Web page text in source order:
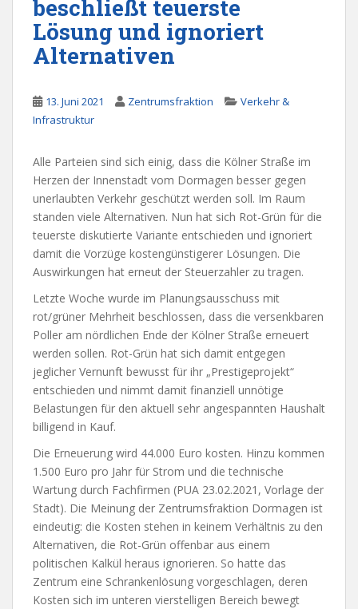
beschließt teuerste
Lösung und ignoriert
Alternativen
13. Juni 2021 Zentrumsfraktion
Verkehr &
Infrastruktur
Alle Parteien sind sich einig, dass die Kölner Straße im
Herzen der Innenstadt vom Dormagen besser gegen
unerlaubten Verkehr geschützt werden soll. Im Raum
standen viele Alternativen. Nun hat sich Rot-Grün für die
teuerste diskutierte Variante entschieden und ignoriert
damit die Vorzüge kostengünstigerer Lösungen. Die
Auswirkungen hat erneut der Steuerzahler zu tragen.
Letzte Woche wurde im Planungsausschuss mit
rot/grüner Mehrheit beschlossen, dass die versenkbaren
Poller am nördlichen Ende der Kölner Straße erneuert
werden sollen. Rot-Grün hat sich damit entgegen
jeglicher Vernunft bewusst für ihr „Prestigeprojekt“
entschieden und nimmt damit finanziell unnötige
Belastungen für den aktuell sehr angespannten Haushalt
billigend in Kauf.
Die Erneuerung wird 44.000 Euro kosten. Hinzu kommen
1.500 Euro pro Jahr für Strom und die technische
Wartung durch Fachfirmen (PUA 23.02.2021, Vorlage der
Stadt). Die Meinung der Zentrumsfraktion Dormagen ist
eindeutig: die Kosten stehen in keinem Verhältnis zu den
Alternativen, die Rot-Grün offenbar aus einem
politischen Kalkül heraus ignorieren. So hatte das
Zentrum eine Schrankenlösung vorgeschlagen, deren
Kosten sich im unteren vierstelligen Bereich bewegt